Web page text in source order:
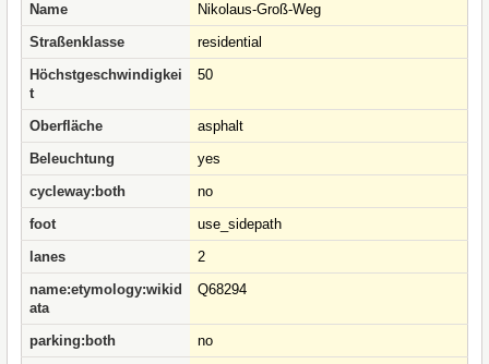
Name
Nikolaus-Groß-Weg
Straßenklasse
residential
Höchstgeschwindigkei
t
50
Oberfläche
asphalt
Beleuchtung
yes
cycleway:both
no
foot
use_sidepath
lanes
2
name:etymology:wikid
ata
Q68294
parking:both
no